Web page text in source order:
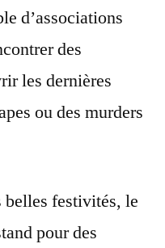
d’associations
des
les dernières
ou des murders
belles festivités, le
pour des